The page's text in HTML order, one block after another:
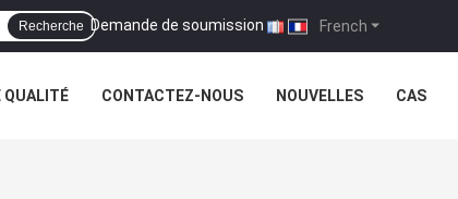
French
Demande de soumission |
Recherche
QUALITÉ CONTACTEZ-NOUS NOUVELLES CAS